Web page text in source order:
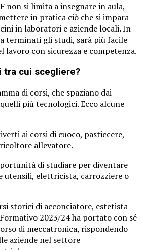
non si limita a insegnare in aula,
in pratica ciò che si impara
in laboratori e aziende locali. In
terminati gli studi, sarà più facile
con sicurezza e competenza.
tra cui scegliere?
di corsi, che spaziano dai
più tecnologici. Ecco alcune
ai corsi di cuoco, pasticcere,
allevatore.
di studiare per diventare
utensili, elettricista, carrozziere o
storici di acconciatore, estetista
2023/24 ha portato con sé
di meccatronica, rispondendo
aziende nel settore